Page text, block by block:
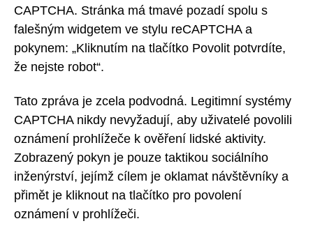
CAPTCHA. Stránka má tmavé pozadí spolu s
falešným widgetem ve stylu reCAPTCHA a
pokynem: „Kliknutím na tlačítko Povolit potvrdíte,
že nejste robot“.
Tato zpráva je zcela podvodná. Legitimní systémy
CAPTCHA nikdy nevyžadují, aby uživatelé povolili
oznámení prohlížeče k ověření lidské aktivity.
Zobrazený pokyn je pouze taktikou sociálního
inženýrství, jejímž cílem je oklamat návštěvníky a
přimět je kliknout na tlačítko pro povolení
oznámení v prohlížeči.